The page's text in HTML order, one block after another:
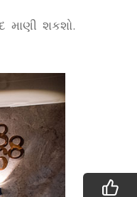
માણી શકશો.